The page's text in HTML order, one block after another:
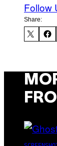
Follow
Share: